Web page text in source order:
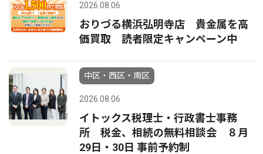
2026.08.06
おりづる横浜弘明寺店 貴金属を高
価買取 読者限定キャンペーン中
中区・西区・南区
2026.08.06
イトックス税理士・行政書士事務
所 税金、相続の無料相談会 ８月
29日・30日 事前予約制